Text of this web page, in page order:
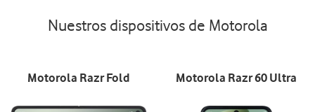
Nuestros dispositivos de Motorola
Motorola Razr Fold Motorola Razr 60 Ultra